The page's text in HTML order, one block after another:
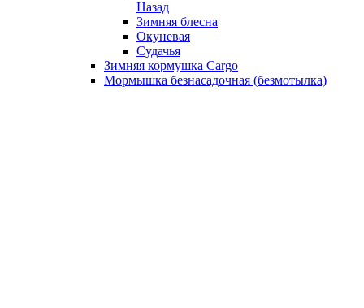
Назад
Зимняя блесна
Окуневая
Судачья
Зимняя кормушка Cargo
Мормышка безнасадочная (безмотылка)